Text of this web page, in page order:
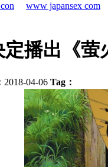
www japansex com
播出《
2018-04-06 Tag：